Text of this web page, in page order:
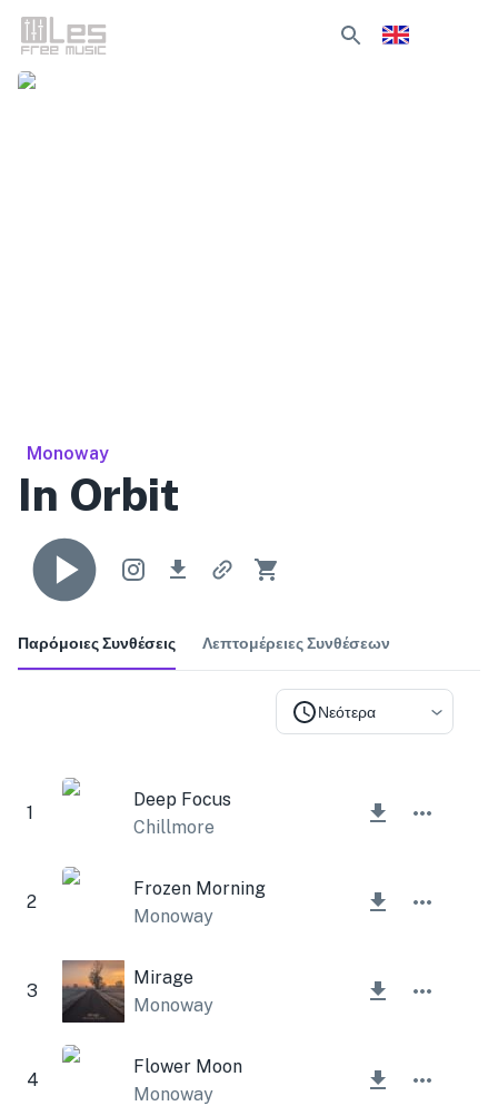
Monoway
In Orbit
Παρόμοιες Συνθέσεις Λεπτομέρειες Συνθέσεων
Νεότερα
1
Deep Focus
Chillmore
2
Frozen Morning
Monoway
3
Mirage
Monoway
4
Flower Moon
Monoway